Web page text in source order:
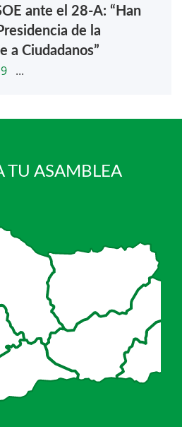
ante el 28-A: “Han
de la
a Ciudadanos”
...
TU ASAMBLEA